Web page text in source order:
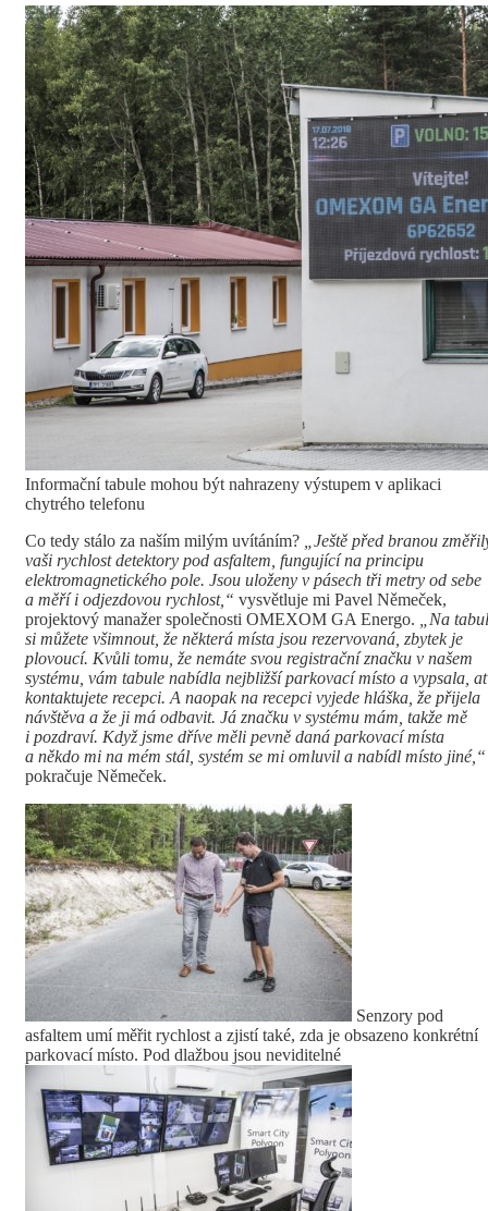
Informační tabule mohou být nahrazeny výstupem v aplikaci
chytrého telefonu
Co tedy stálo za naším milým uvítáním?
„Ještě před branou
vaši rychlost detektory pod asfaltem, fungující na principu
elektromagnetického pole. Jsou uloženy v pásech tři metry od sebe
a měří i odjezdovou rychlost,“ vysvětluje mi Pavel Němeček,
projektový manažer společnosti OMEXOM GA Energo.
„Na
si můžete všimnout, že některá místa jsou rezervovaná, zbytek je
plovoucí. Kvůli tomu, že nemáte svou registrační značku v našem
systému, vám tabule nabídla nejbližší parkovací místo a vypsala, ať
kontaktujete recepci. A naopak na recepci vyjede hláška, že přijela
návštěva a že ji má odbavit. Já značku v systému mám, takže mě
i pozdraví. Když jsme dříve měli pevně daná parkovací místa
a někdo mi na mém stál, systém se mi omluvil a nabídl místo jiné,“
pokračuje Němeček.
Senzory pod
asfaltem umí měřit rychlost a zjistí také, zda je obsazeno konkrétní
parkovací místo. Pod dlažbou jsou neviditelné